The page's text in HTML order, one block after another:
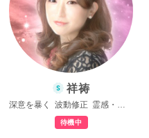
セージを受け取れる方法が夢の
中だけでしたが、
次第に能力が
研ぎ澄まされ、現実でも”直感
や映像”として受け取れるよう
になったことから、占い師への
道を意識するようになりまし
タント”としてあなた様の幸せ
につながるメッセージをお伝え
祥祷
深意を暴く 波動修正 霊感・霊視
待機中